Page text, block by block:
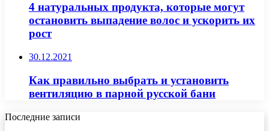
4 натуральных продукта, которые могут
остановить выпадение волос и ускорить их
рост
30.12.2021
Как правильно выбрать и установить
вентиляцию в парной русской бани
Последние записи